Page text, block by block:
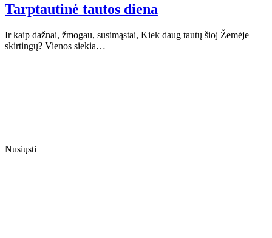
Tarptautinė tautos diena
Ir kaip dažnai, žmogau, susimąstai, Kiek daug tautų šioj Žemėje
skirtingų? Vienos siekia…
Nusiųsti